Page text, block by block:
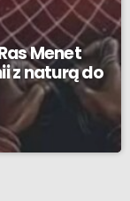
Menet
z naturą do